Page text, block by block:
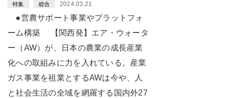
特集 総合 2024.03.21
●営農サポート事業やプラットフォ
ーム構築 【関西発】エア・ウォータ
ー（AW）が、日本の農業の成長産業
化への取組みに力を入れている。産業
ガス事業を祖業とするAWは今や、人
と社会生活の全域を網羅する国内外27